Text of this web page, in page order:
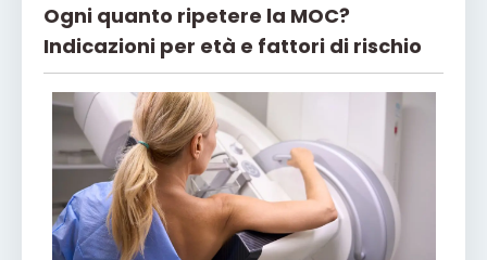
Ogni quanto ripetere la MOC?
Indicazioni per età e fattori di rischio